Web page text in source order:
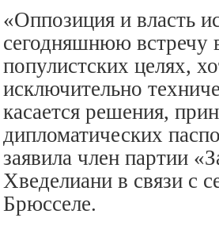
«Оппозиция и власть
сегодняшнюю встречу
популистских целях,
исключительно
касается решения,
дипломатических
заявила член партии
Хведелиани в связи с
Брюсселе.